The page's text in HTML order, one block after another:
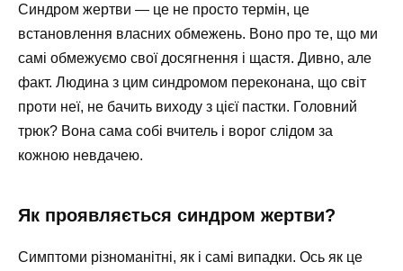
Синдром жертви — це не просто термін, це
встановлення власних обмежень. Воно про те, що ми
самі обмежуємо свої досягнення і щастя. Дивно, але
факт. Людина з цим синдромом переконана, що світ
проти неї, не бачить виходу з цієї пастки. Головний
трюк? Вона сама собі вчитель і ворог слідом за
кожною невдачею.
Як проявляється синдром жертви?
Симптоми різноманітні, як і самі випадки. Ось як це